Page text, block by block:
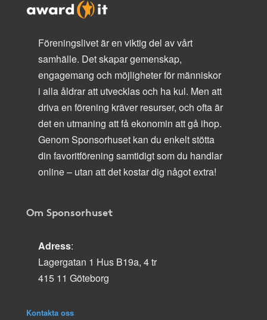
Föreningslivet är en viktig del av vårt
samhälle. Det skapar gemenskap,
engagemang och möjligheter för människor
i alla åldrar att utvecklas och ha kul. Men att
driva en förening kräver resurser, och ofta är
det en utmaning att få ekonomin att gå ihop.
Genom Sponsorhuset kan du enkelt stötta
din favoritförening samtidigt som du handlar
online – utan att det kostar dig något extra!
Om Sponsorhuset
Adress:
Lagergatan 1 Hus B19a, 4 tr
415 11 Göteborg
Kontakta oss